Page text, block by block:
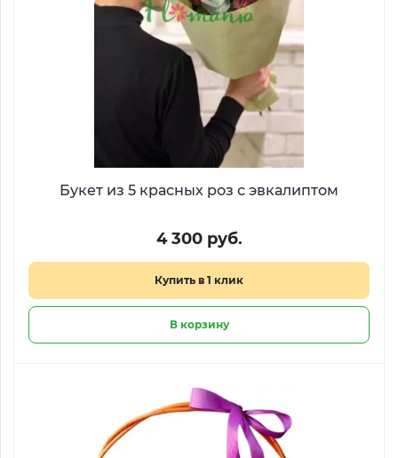
Букет из 5 красных роз с эвкалиптом
4 300 руб.
Купить в 1 клик
В корзину